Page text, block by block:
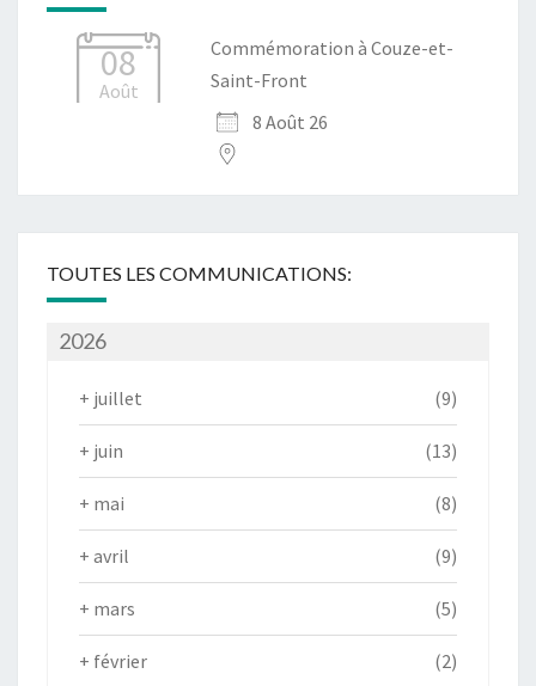
08
Août
Commémoration à Couze-et-
Saint-Front
8 Août 26
TOUTES LES COMMUNICATIONS:
2026
+ juillet (9)
+ juin (13)
+ mai (8)
+ avril (9)
+ mars (5)
+ février (2)